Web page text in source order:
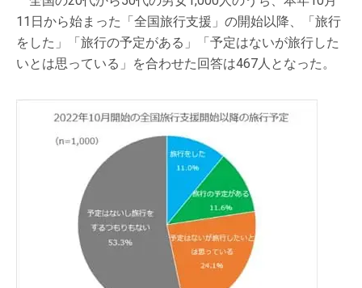
11日から始まった「全国旅行支援」の開始以降、「旅行
をした」「旅行の予定がある」「予定はないが旅行した
いとは思っている」を合わせた回答は467人となった。